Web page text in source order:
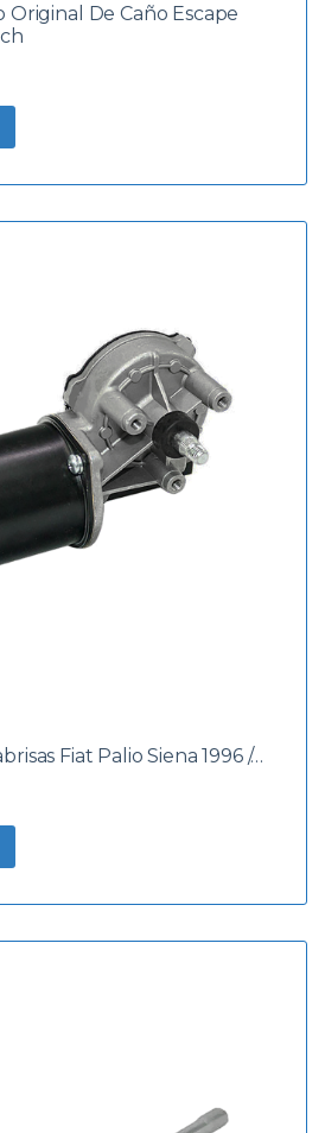
Original De Caño Escape
Fiat Palio Siena 1996 /…